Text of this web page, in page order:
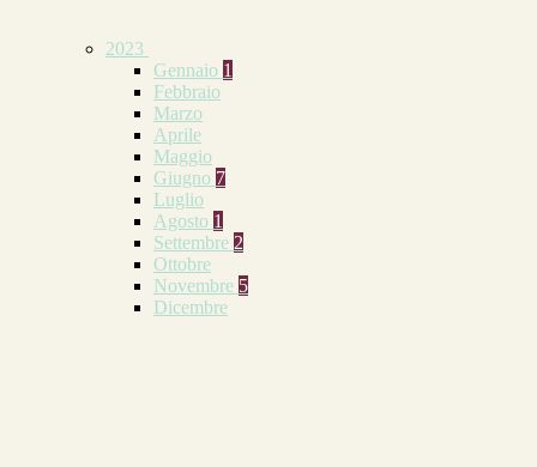
2023
Gennaio 1
Febbraio
Marzo
Aprile
Maggio
Giugno 7
Luglio
Agosto 1
Settembre 2
Ottobre
Novembre 5
Dicembre